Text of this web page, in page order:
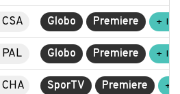
CSA Globo Premiere +
PAL Globo Premiere +
CHA SporTV Premiere +